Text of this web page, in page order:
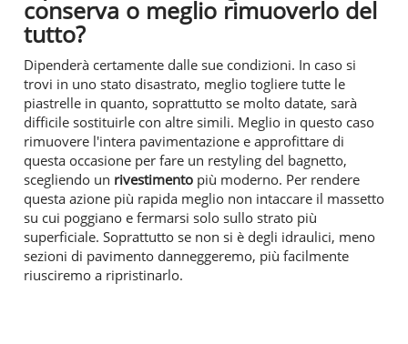
conserva o meglio rimuoverlo del
tutto?
Dipenderà certamente dalle sue condizioni. In caso si
trovi in uno stato disastrato, meglio togliere tutte le
piastrelle in quanto, soprattutto se molto datate, sarà
difficile sostituirle con altre simili. Meglio in questo caso
rimuovere l'intera pavimentazione e approfittare di
questa occasione per fare un restyling del bagnetto,
scegliendo un rivestimento più moderno. Per rendere
questa azione più rapida meglio non intaccare il massetto
su cui poggiano e fermarsi solo sullo strato più
superficiale. Soprattutto se non si è degli idraulici, meno
sezioni di pavimento danneggeremo, più facilmente
riusciremo a ripristinarlo.